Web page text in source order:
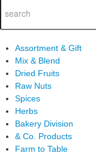
Assortment & Gift
Mix & Blend
Dried Fruits
Raw Nuts
Spices
Herbs
Bakery Division
& Co. Products
Farm to Table